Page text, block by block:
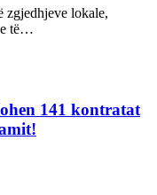
zgjedhjeve lokale,
të…
141 kontratat